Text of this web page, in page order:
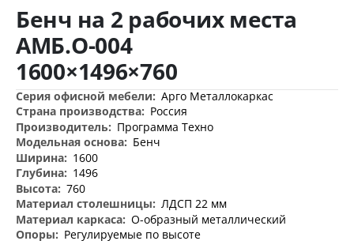
к
началу
изображений
Бенч на 2 рабочих места
АМБ.О-004
1600×1496×760
Дополнительная
информация
Арго Металлокаркас
Россия
Программа Техно
Бенч
1600
1496
760
ЛДСП 22 мм
О-образный металлический
Регулируемые по высоте